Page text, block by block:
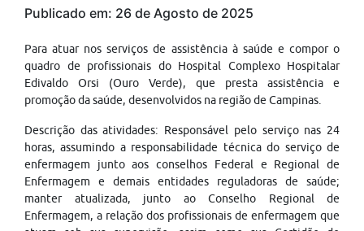
Publicado em: 26 de Agosto de 2025
Para atuar nos serviços de assistência à saúde e compor o
quadro de profissionais do Hospital Complexo Hospitalar
Edivaldo Orsi (Ouro Verde), que presta assistência e
promoção da saúde, desenvolvidos na região de Campinas.
Descrição das atividades: Responsável pelo serviço nas 24
horas, assumindo a responsabilidade técnica do serviço de
enfermagem junto aos conselhos Federal e Regional de
Enfermagem e demais entidades reguladoras de saúde;
manter atualizada, junto ao Conselho Regional de
Enfermagem, a relação dos profissionais de enfermagem que